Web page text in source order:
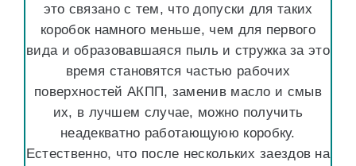
это связано с тем, что допуски для таких
коробок намного меньше, чем для первого
вида и образовавшаяся пыль и стружка за это
время становятся частью рабочих
поверхностей АКПП, заменив масло и смыв
их, в лучшем случае, можно получить
неадекватно работающуюю коробку.
Естественно, что после нескольких заездов на